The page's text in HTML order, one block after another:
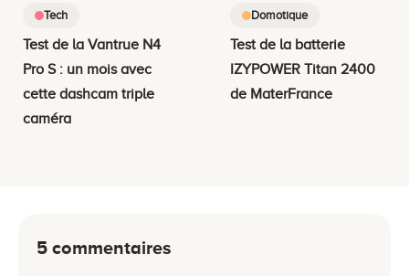
Tech
Test de la Vantrue N4
Pro S : un mois avec
cette dashcam triple
caméra
Domotique
Test de la batterie
IZYPOWER Titan 2400
de MaterFrance
5 commentaires